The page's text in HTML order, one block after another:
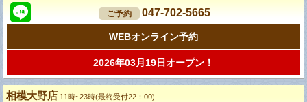
ご予約 047-702-5665
WEBオンライン予約
2026年03月19日オープン！
相模大野店 11時~23時(最終受付22：00)